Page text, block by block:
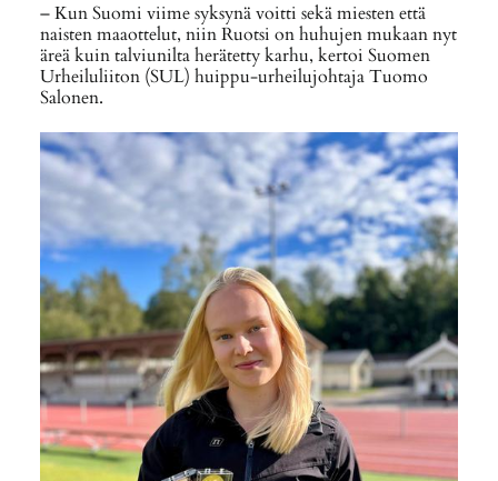
– Kun Suomi viime syksynä voitti sekä miesten että
naisten maaottelut, niin Ruotsi on huhujen mukaan nyt
äreä kuin talviunilta herätetty karhu, kertoi Suomen
Urheiluliiton (SUL) huippu-urheilujohtaja Tuomo
Salonen.